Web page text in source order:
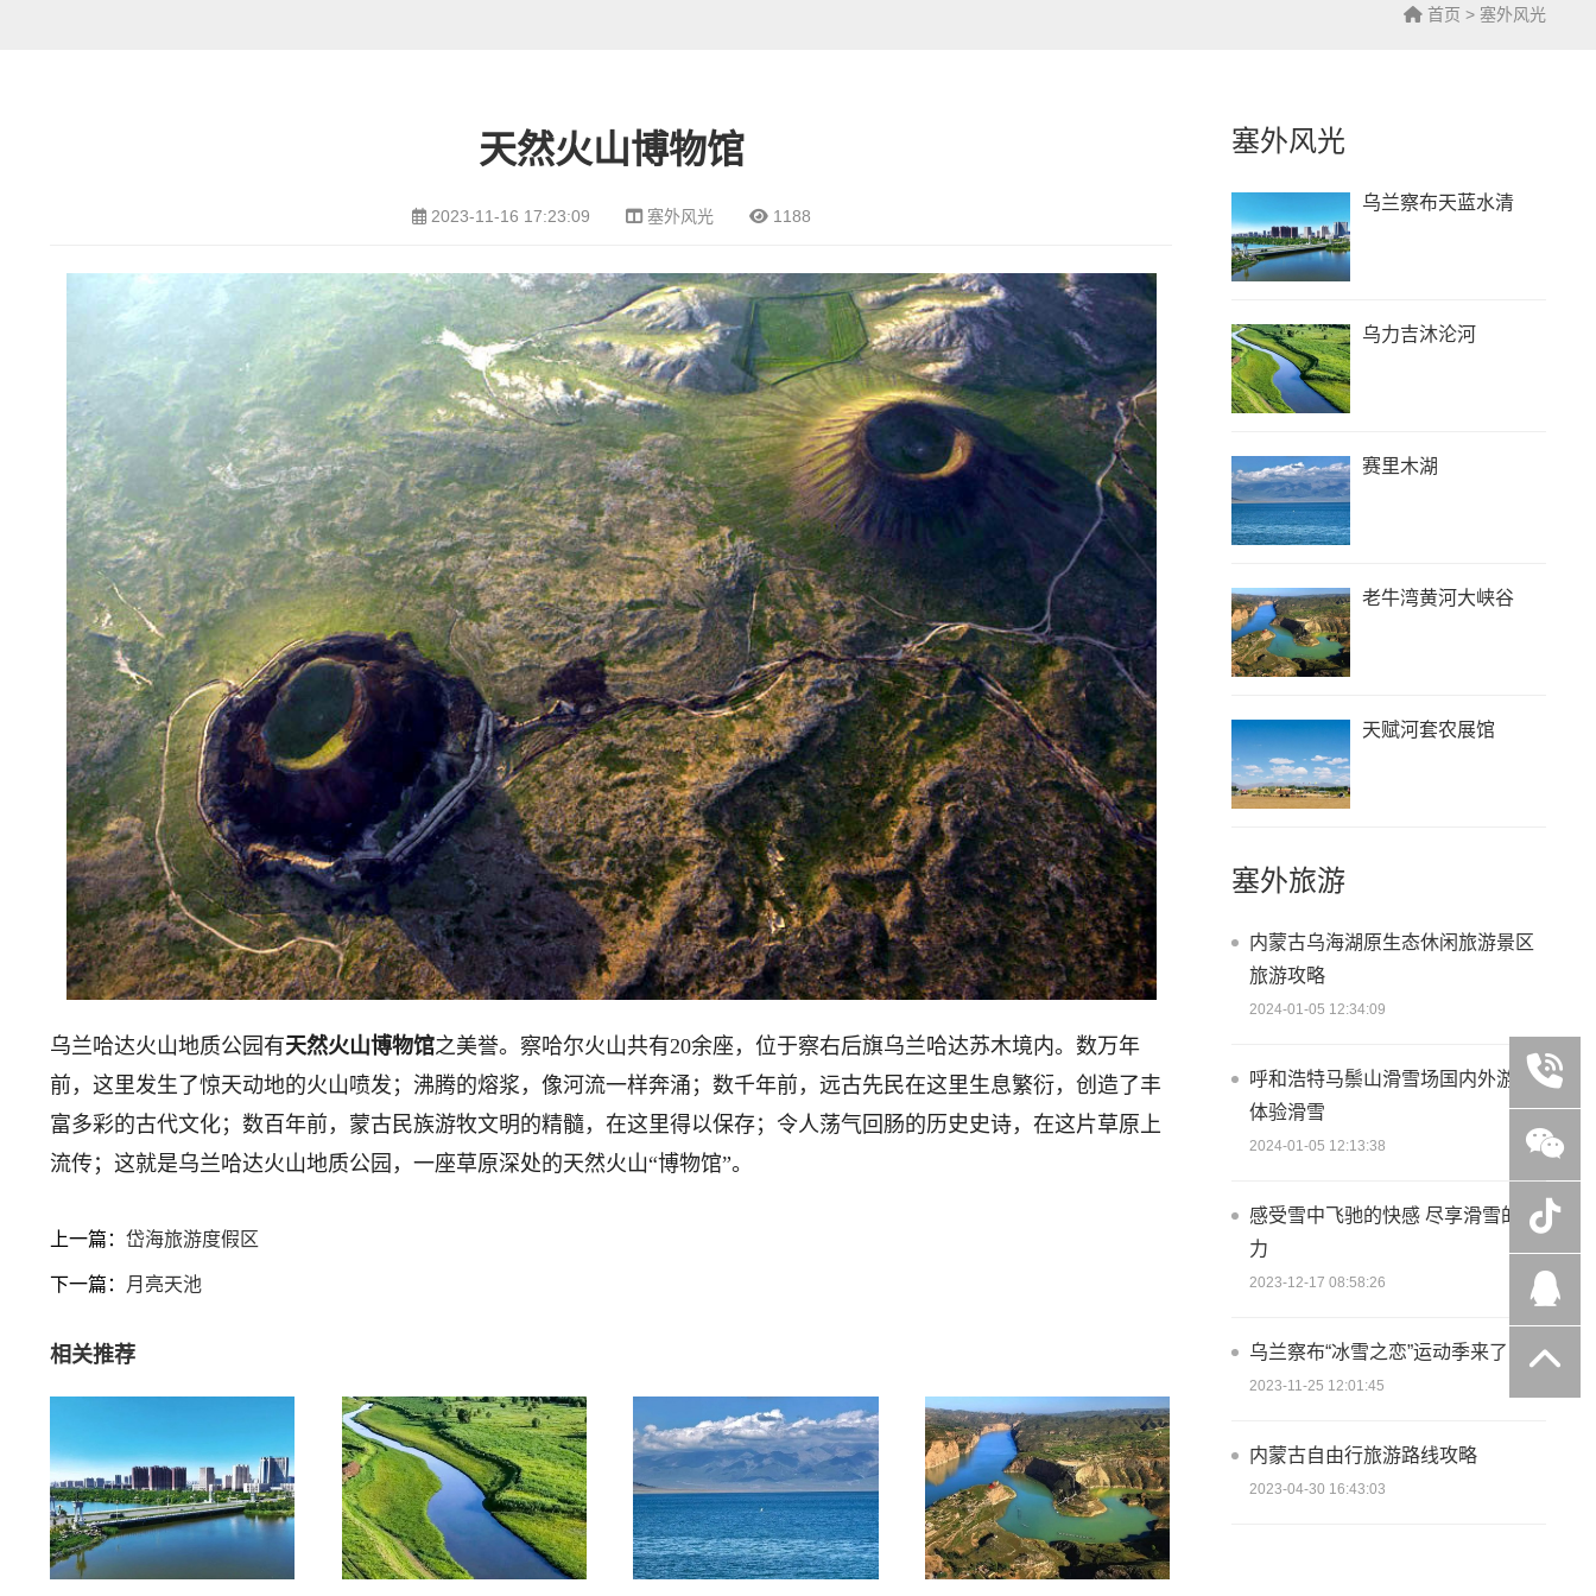
首页 > 塞外风光
天然火山博物馆
2023-11-16 17:23:09 塞外风光 1188
乌兰哈达火山地质公园有天然火山博物馆之美誉。察哈尔火山共有20余座，位于察右后旗乌兰哈达苏木境内。数万年
前，这里发生了惊天动地的火山喷发；沸腾的熔浆，像河流一样奔涌；数千年前，远古先民在这里生息繁衍，创造了丰
富多彩的古代文化；数百年前，蒙古民族游牧文明的精髓，在这里得以保存；令人荡气回肠的历史史诗，在这片草原上
流传；这就是乌兰哈达火山地质公园，一座草原深处的天然火山“博物馆”。
上一篇： 岱海旅游度假区
下一篇： 月亮天池
相关推荐
塞外风光
乌兰察布天蓝水清
乌力吉沐沦河
赛里木湖
老牛湾黄河大峡谷
天赋河套农展馆
塞外旅游
内蒙古乌海湖原生态休闲旅游景区
旅游攻略
2024-01-05 12:34:09
呼和浩特马鬃山滑雪场国内外游客
体验滑雪
2024-01-05 12:13:38
感受雪中飞驰的快感 尽享滑雪的魅
力
2023-12-17 08:58:26
乌兰察布“冰雪之恋”运动季来了！
2023-11-25 12:01:45
内蒙古自由行旅游路线攻略
2023-04-30 16:43:03